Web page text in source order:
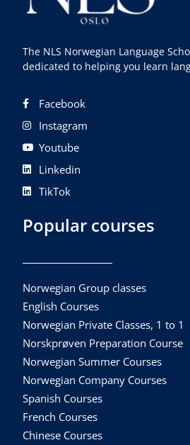
The NLS Norwegian Language
dedicated to helping you learn
Facebook
Instagram
Youtube
Linkedin
TikTok
Popular courses
Norwegian Group classes
English Courses
Norwegian Private Classes, 1 to 1
Norskprøven Preparation Course
Norwegian Summer Courses
Norwegian Company Courses
Spanish Courses
French Courses
Chinese Courses